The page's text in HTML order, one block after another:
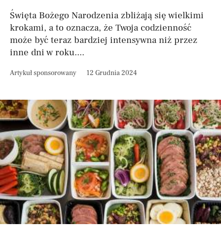
Święta Bożego Narodzenia zbliżają się wielkimi
krokami, a to oznacza, że Twoja codzienność
może być teraz bardziej intensywna niż przez
inne dni w roku....
Artykuł sponsorowany 12 Grudnia 2024